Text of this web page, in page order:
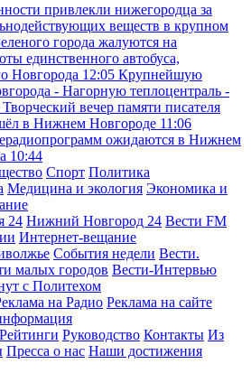
привлекли нижегородца за
веществ в крупном
города жалуются на
единственного автобуса,
Новгорода 12:05 Крупнейшую
- Нагорную теплоцентраль -
Творческий вечер памяти писателя
в Нижнем Новгороде 11:06
ожидаются в Нижнем
10:44
Спорт Политика
Медицина и экология Экономика и
24 Нижний Новгород 24 Вести FM
Интернет-вещание
События недели Вести.
малых городов Вести-Интервью
с Политехом
на Радио Реклама на сайте
Рейтинги Руководство Контакты Из
Пресса о нас Наши достижения